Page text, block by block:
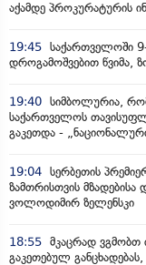
აქამდე პროკურატურის
19:45 საქართველოში
დროგამოშვებით წვიმა,
19:40 სიმბოლურია,
საქართველოს
გაკეთდა -
19:04 სერბეთის
ზამთრისთვის მზადებისა
ვოლოდიმირ ზელენსკი
18:55 მკაცრად ვგმობთ
გაკეთებულ